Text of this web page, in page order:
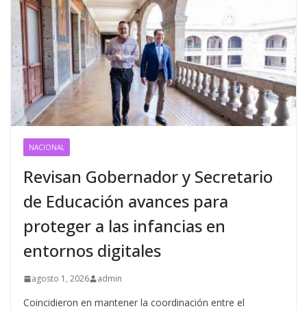
NACIONAL
Revisan Gobernador y Secretario
de Educación avances para
proteger a las infancias en
entornos digitales
agosto 1, 2026 admin
Coincidieron en mantener la coordinación entre el